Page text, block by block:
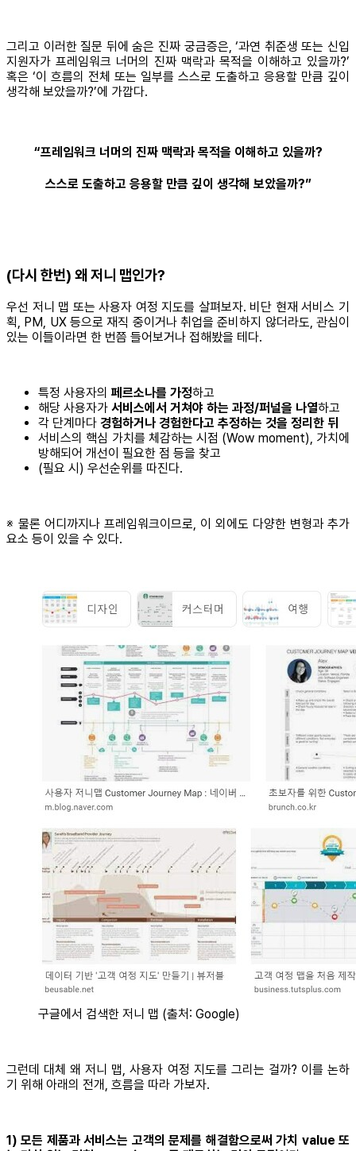
그리고 이러한 질문 뒤에 숨은 진짜 궁금증은, ‘과연 취준생 또는 신입
지원자가 프레임워크 너머의 진짜 맥락과 목적을 이해하고 있을까?’
혹은 ‘이 흐름의 전체 또는 일부를 스스로 도출하고 응용할 만큼 깊이
생각해 보았을까?’에 가깝다.
“프레임워크 너머의 진짜 맥락과 목적을 이해하고 있을까?
스스로 도출하고 응용할 만큼 깊이 생각해 보았을까?”
(다시 한번) 왜 저니 맵인가?
우선 저니 맵 또는 사용자 여정 지도를 살펴보자. 비단 현재 서비스 기
획, PM, UX 등으로 재직 중이거나 취업을 준비하지 않더라도, 관심이
있는 이들이라면 한 번쯤 들어보거나 접해봤을 테다.
특정 사용자의 페르소나를 가정하고
해당 사용자가 서비스에서 거쳐야 하는 과정/퍼널을 나열하고
각 단계마다 경험하거나 경험한다고 추정하는 것을 정리한 뒤
서비스의 핵심 가치를 체감하는 시점 (Wow moment), 가치에
방해되어 개선이 필요한 점 등을 찾고
(필요 시) 우선순위를 따진다.
※ 물론 어디까지나 프레임워크이므로, 이 외에도 다양한 변형과 추가
요소 등이 있을 수 있다.
구글에서 검색한 저니 맵 (출처: Google)
그런데 대체 왜 저니 맵, 사용자 여정 지도를 그리는 걸까? 이를 논하
기 위해 아래의 전개, 흐름을 따라 가보자.
1) 모든 제품과 서비스는 고객의 문제를 해결함으로써 가치 value 또